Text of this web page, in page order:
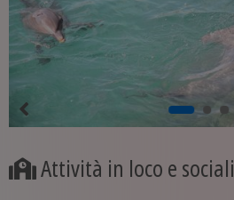
Attività in loco e sociali